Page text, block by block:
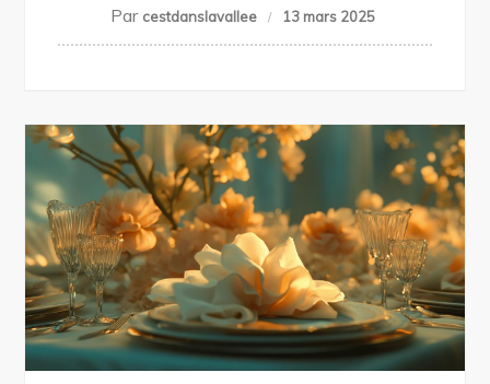
Par cestdanslavallee 13 mars 2025